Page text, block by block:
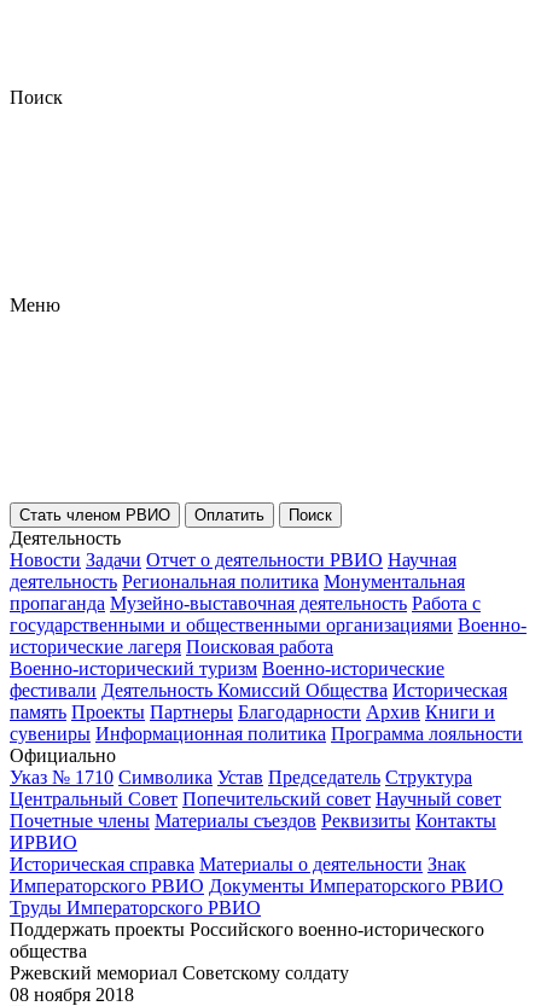
Поиск
Меню
Стать членом РВИО Оплатить Поиск
Деятельность
Новости Задачи Отчет о деятельности РВИО Научная
деятельность Региональная политика Монументальная
пропаганда Музейно-выставочная деятельность Работа с
государственными и общественными организациями Военно-
исторические лагеря Поисковая работа
Военно-исторический туризм Военно-исторические
фестивали Деятельность Комиссий Общества Историческая
память Проекты Партнеры Благодарности Архив Книги и
сувениры Информационная политика Программа лояльности
Официально
Указ № 1710 Символика Устав Председатель Структура
Центральный Совет Попечительский совет Научный совет
Почетные члены Материалы съездов Реквизиты Контакты
ИРВИО
Историческая справка Материалы о деятельности Знак
Императорского РВИО Документы Императорского РВИО
Труды Императорского РВИО
Поддержать проекты Российского военно-исторического
общества
Ржевский мемориал Советскому солдату
08 ноября 2018